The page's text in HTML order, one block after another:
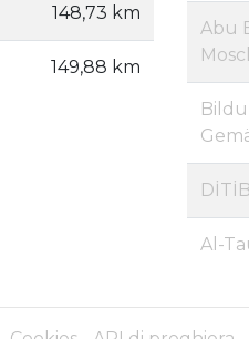
148,73 km
149,88 km
Abu
Al-